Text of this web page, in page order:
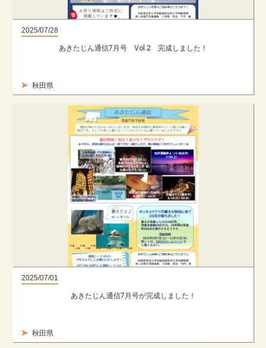
2025/07/28
秋田県
あきたじん通信7月号 Vol.2 完成しました！
2025/07/01
秋田県
あきたじん通信7月号が完成しました！